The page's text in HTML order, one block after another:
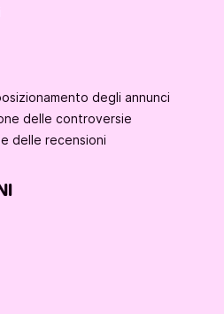
degli annunci
delle controversie
delle recensioni